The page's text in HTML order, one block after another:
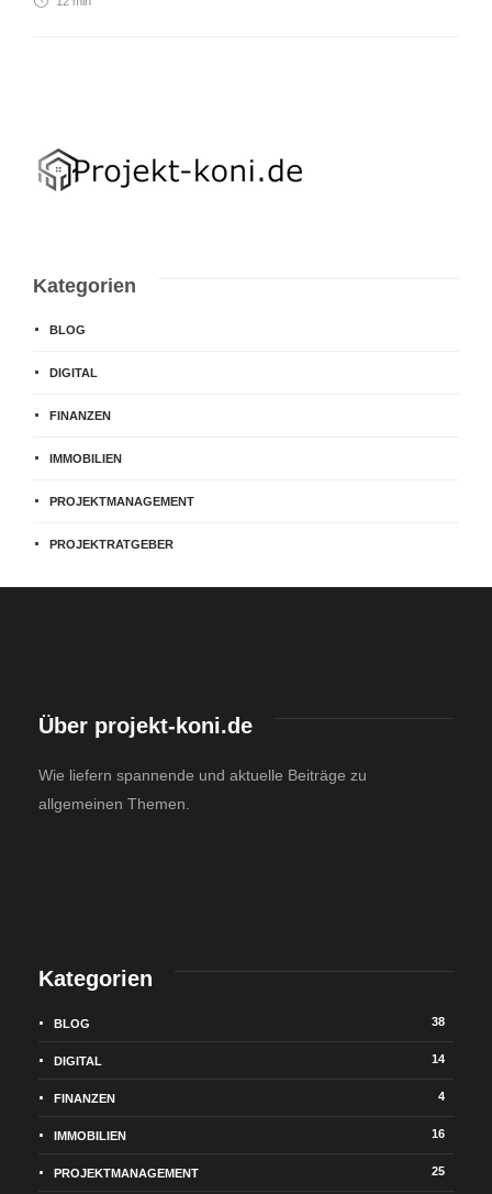
Kategorien
BLOG
DIGITAL
FINANZEN
IMMOBILIEN
PROJEKTMANAGEMENT
PROJEKTRATGEBER
Über projekt-koni.de
Wie liefern spannende und aktuelle Beiträge zu
allgemeinen Themen.
Kategorien
BLOG 38
DIGITAL 14
FINANZEN 4
IMMOBILIEN 16
PROJEKTMANAGEMENT 25